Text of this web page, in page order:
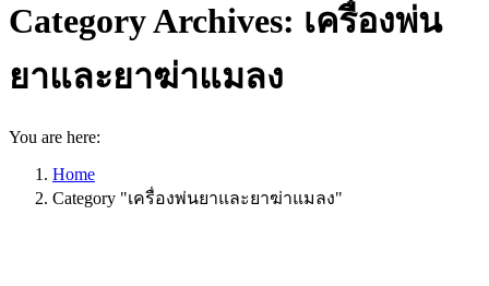
Category Archives: เครื่องพ่น
ยาและยาฆ่าแมลง
You are here:
Home
Category "เครื่องพ่นยาและยาฆ่าแมลง"